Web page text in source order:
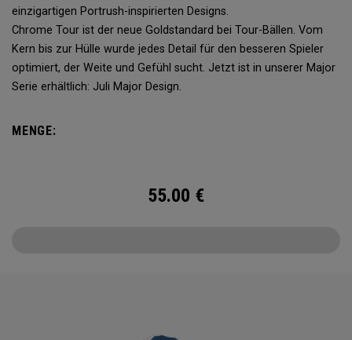
einzigartigen Portrush-inspirierten Designs.
Chrome Tour ist der neue Goldstandard bei Tour-Bällen. Vom
Kern bis zur Hülle wurde jedes Detail für den besseren Spieler
optimiert, der Weite und Gefühl sucht. Jetzt ist in unserer Major
Serie erhältlich: Juli Major Design.
MENGE:
55.00 €